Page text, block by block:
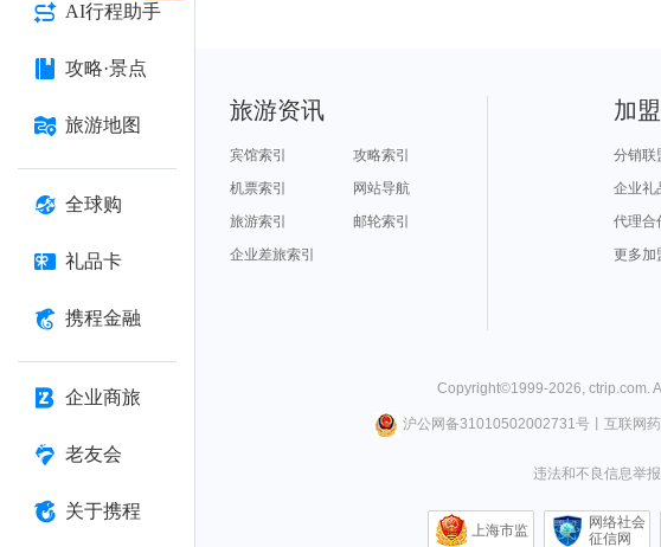
AI行程助手
攻略·景点
旅游地图
全球购
礼品卡
携程金融
企业商旅
老友会
关于携程
旅游资讯
宾馆索引
攻略索引
机票索引
网站导航
旅游索引
邮轮索引
企业差旅索引
加
分销联
企业礼
代理合
更多加
Copyright©1999-2026, ctrip.com.
沪公网备31010502002731号丨 互联网
违法和不良信息举
上海市监
网络社会
征信网